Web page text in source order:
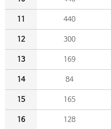
11 440
12 300
13 169
14 84
15 165
16 128